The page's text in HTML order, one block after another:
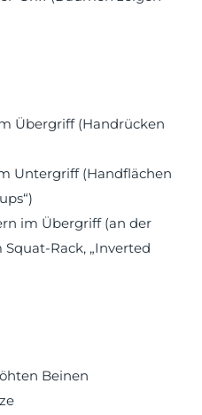
Übergriff (Handrücken
Untergriff (Handflächen
im Übergriff (an der
Rack, „Inverted
Beinen